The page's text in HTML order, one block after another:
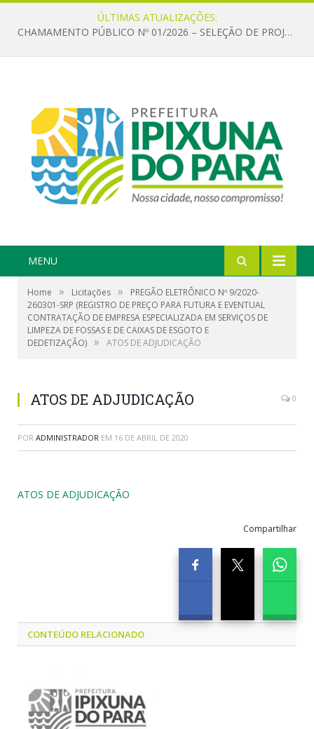
ÚLTIMAS ATUALIZAÇÕES:
CHAMAMENTO PÚBLICO Nº 01/2026 – SELEÇÃO DE PROJETOS PARA FIRMAR TERMO DE EXECUÇÃO CULTURAL COM RECURSOS DA POLÍTICA NACIONAL ALDIR BLANC DE FOMENTO À CULTURA – PNAB (LEI Nº 14.399/2022)
MENU
Home » Licitações »
PREGÃO ELETRÔNICO Nº 9/2020-
260301-SRP (REGISTRO DE PREÇO PARA FUTURA E EVENTUAL
CONTRATAÇÃO DE EMPRESA ESPECIALIZADA EM SERVIÇOS DE
LIMPEZA DE FOSSAS E DE CAIXAS DE ESGOTO E
DEDETIZAÇÃO) » ATOS DE ADJUDICAÇÃO
ATOS DE ADJUDICAÇÃO 0
POR ADMINISTRADOR EM 16 DE ABRIL DE 2020
ATOS DE ADJUDICAÇÃO
Compartilhar
CONTEÚDO RELACIONADO